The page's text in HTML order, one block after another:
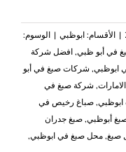
| الأقسام: ابوظبي | الوسوم:
في أبو ظبي, افضل شركة
ابوظبي, شركات صبغ في أبو
, شركة صبغ في
, صباغ رخيص في
أبوظبي, صبغ جدران
صبغ, محل صبغ في ابوظبي,